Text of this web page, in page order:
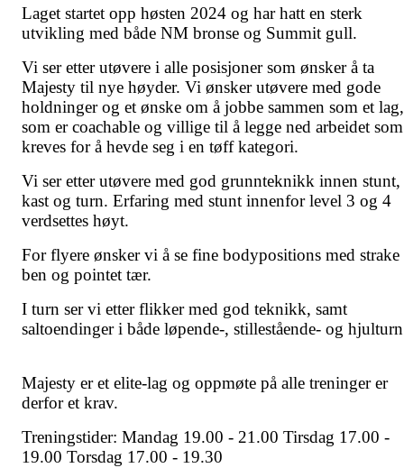
Laget startet opp høsten 2024 og har hatt en sterk
utvikling med både NM bronse og Summit gull.
Vi ser etter utøvere i alle posisjoner som ønsker å ta
Majesty til nye høyder. Vi ønsker utøvere med gode
holdninger og et ønske om å jobbe sammen som et lag,
som er coachable og villige til å legge ned arbeidet som
kreves for å hevde seg i en tøff kategori.
Vi ser etter utøvere med god grunnteknikk innen stunt,
kast og turn. Erfaring med stunt innenfor level 3 og 4
verdsettes høyt.
For flyere ønsker vi å se fine bodypositions med strake
ben og pointet tær.
I turn ser vi etter flikker med god teknikk, samt
saltoendinger i både løpende-, stillestående- og
Majesty er et elite-lag og oppmøte på alle treninger er
derfor et krav.
Treningstider: Mandag 19.00 - 21.00 Tirsdag 17.00 -
19.00 Torsdag 17.00 - 19.30